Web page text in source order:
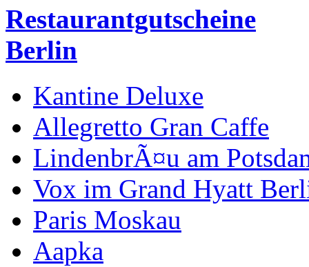
Restaurantgutscheine
Berlin
Kantine Deluxe
Allegretto Gran Caffe
LindenbrÃ¤u am
Vox im Grand Hyatt
Paris Moskau
Aapka